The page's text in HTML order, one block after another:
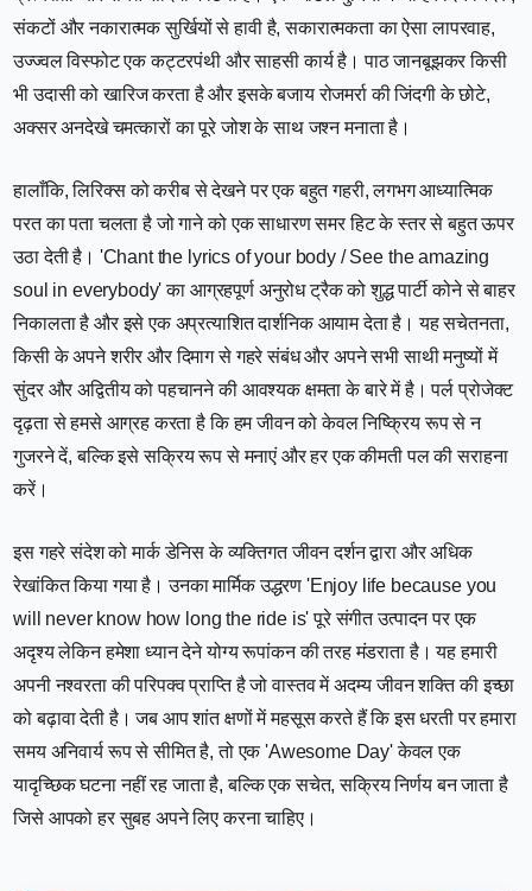
संकटों और नकारात्मक सुर्खियों से हावी है, सकारात्मकता का ऐसा लापरवाह,
उज्ज्वल विस्फोट एक कट्टरपंथी और साहसी कार्य है। पाठ जानबूझकर किसी
भी उदासी को खारिज करता है और इसके बजाय रोजमर्रा की जिंदगी के छोटे,
अक्सर अनदेखे चमत्कारों का पूरे जोश के साथ जश्न मनाता है।
हालाँकि, लिरिक्स को करीब से देखने पर एक बहुत गहरी, लगभग आध्यात्मिक
परत का पता चलता है जो गाने को एक साधारण समर हिट के स्तर से बहुत ऊपर
उठा देती है। 'Chant the lyrics of your body / See the amazing
soul in everybody' का आग्रहपूर्ण अनुरोध ट्रैक को शुद्ध पार्टी कोने से बाहर
निकालता है और इसे एक अप्रत्याशित दार्शनिक आयाम देता है। यह सचेतनता,
किसी के अपने शरीर और दिमाग से गहरे संबंध और अपने सभी साथी मनुष्यों में
सुंदर और अद्वितीय को पहचानने की आवश्यक क्षमता के बारे में है। पर्ल प्रोजेक्ट
दृढ़ता से हमसे आग्रह करता है कि हम जीवन को केवल निष्क्रिय रूप से न
गुजरने दें, बल्कि इसे सक्रिय रूप से मनाएं और हर एक कीमती पल की सराहना
करें।
इस गहरे संदेश को मार्क डेनिस के व्यक्तिगत जीवन दर्शन द्वारा और अधिक
रेखांकित किया गया है। उनका मार्मिक उद्धरण 'Enjoy life because you
will never know how long the ride is' पूरे संगीत उत्पादन पर एक
अदृश्य लेकिन हमेशा ध्यान देने योग्य रूपांकन की तरह मंडराता है। यह हमारी
अपनी नश्वरता की परिपक्व प्राप्ति है जो वास्तव में अदम्य जीवन शक्ति की इच्छा
को बढ़ावा देती है। जब आप शांत क्षणों में महसूस करते हैं कि इस धरती पर हमारा
समय अनिवार्य रूप से सीमित है, तो एक 'Awesome Day' केवल एक
यादृच्छिक घटना नहीं रह जाता है, बल्कि एक सचेत, सक्रिय निर्णय बन जाता है
जिसे आपको हर सुबह अपने लिए करना चाहिए।